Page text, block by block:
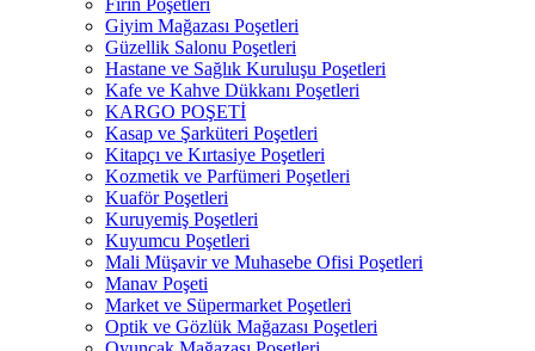
Fırın Poşetleri
Giyim Mağazası Poşetleri
Güzellik Salonu Poşetleri
Hastane ve Sağlık Kuruluşu Poşetleri
Kafe ve Kahve Dükkanı Poşetleri
KARGO POŞETİ
Kasap ve Şarküteri Poşetleri
Kitapçı ve Kırtasiye Poşetleri
Kozmetik ve Parfümeri Poşetleri
Kuaför Poşetleri
Kuruyemiş Poşetleri
Kuyumcu Poşetleri
Mali Müşavir ve Muhasebe Ofisi Poşetleri
Manav Poşeti
Market ve Süpermarket Poşetleri
Optik ve Gözlük Mağazası Poşetleri